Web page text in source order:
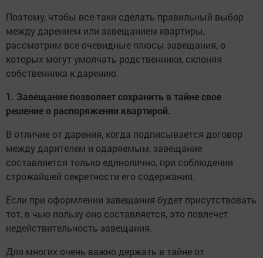
Поэтому, чтобы все-таки сделать правильный выбор
между дарением или завещанием квартиры,
рассмотрим все очевидные плюсы завещания, о
которых могут умолчать родственники, склоняя
собственника к дарению.
1. Завещание позволяет сохранить в тайне свое
решение о распоряжении квартирой.
В отличие от дарения, когда подписывается договор
между дарителем и одаряемым, завещание
составляется только единолично, при соблюдении
строжайшей секретности его содержания.
Если при оформлении завещания будет присутствовать
тот, в чью пользу оно составляется, это повлечет
недействительность завещания.
Для многих очень важно держать в тайне от